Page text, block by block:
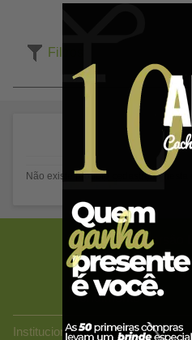
Filtros
Não existe produto cadastrado nesta
Versão
Atendimento
Institucionais